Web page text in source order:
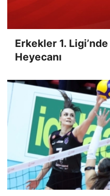
Erkekler 1.
Heyecanı